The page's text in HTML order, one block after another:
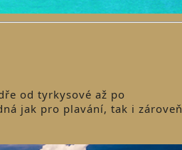
od tyrkysové až po
jak pro plavání, tak i zároveň